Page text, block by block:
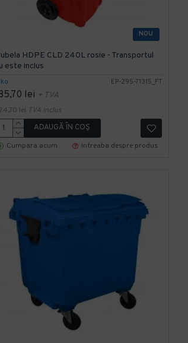
NOU
EP-295-71315_FT
HDPE CLD 240L rosie - Transportul
este inclus
lei + TVA
lei TVA inclus
ADAUGĂ ÎN COŞ
Cumpara acum
Intreaba despre produs